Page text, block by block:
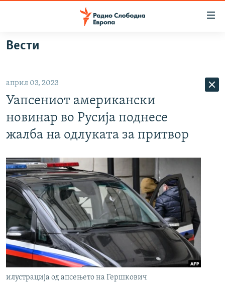
Оди
на
главната
навигација
Премини
на
ВИЗУЕЛНО
ШТО ТРЕБА ДА ЗНАЕТЕ
ПРИЈАВИ СЕ ЗА ЊУЗЛЕТЕР
ПОДКАСТ ЗОШТО?
СЛЕДЕТЕ НЕ
РСЕ веб страници
Вести
април 03, 2023
Уапсениот американски
новинар во Русија поднесе
жалба на одлуката за притвор
илустрација од апсењето на Гершкович